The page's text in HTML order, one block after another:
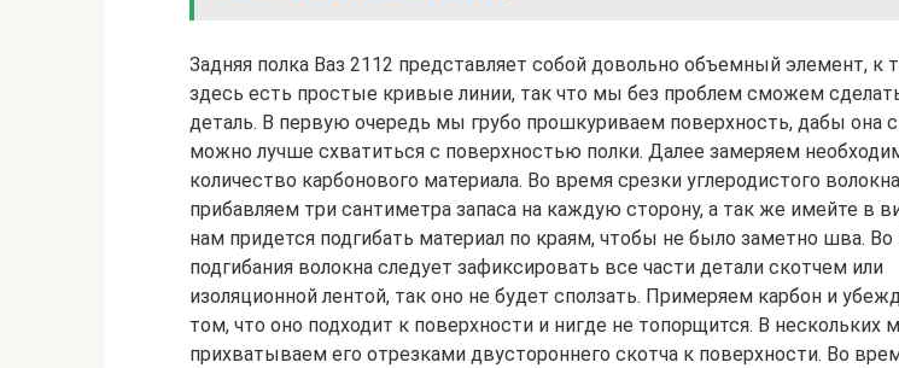
Задняя полка Ваз 2112 представляет собой довольно объемный элемент, к
здесь есть простые кривые линии, так что мы без проблем сможем
деталь. В первую очередь мы грубо прошкуриваем поверхность, дабы она
можно лучше схватиться с поверхностью полки. Далее замеряем
количество карбонового материала. Во время срезки углеродистого волокна
прибавляем три сантиметра запаса на каждую сторону, а так же имейте в
нам придется подгибать материал по краям, чтобы не было заметно шва.
подгибания волокна следует зафиксировать все части детали скотчем или
изоляционной лентой, так оно не будет сползать. Примеряем карбон и
том, что оно подходит к поверхности и нигде не топорщится. В нескольких
прихватываем его отрезками двустороннего скотча к поверхности. Во